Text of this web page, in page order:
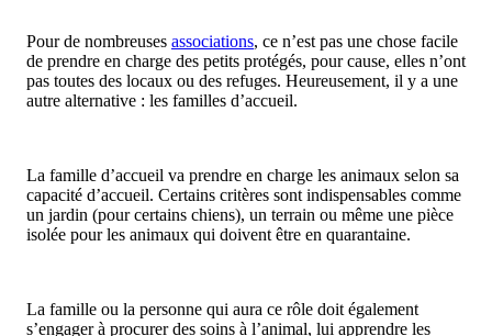
Pour de nombreuses associations, ce n’est pas une chose facile
de prendre en charge des petits protégés, pour cause, elles n’ont
pas toutes des locaux ou des refuges. Heureusement, il y a une
autre alternative : les familles d’accueil.
La famille d’accueil va prendre en charge les animaux selon sa
capacité d’accueil. Certains critères sont indispensables comme
un jardin (pour certains chiens), un terrain ou même une pièce
isolée pour les animaux qui doivent être en quarantaine.
La famille ou la personne qui aura ce rôle doit également
s’engager à procurer des soins à l’animal, lui apprendre les